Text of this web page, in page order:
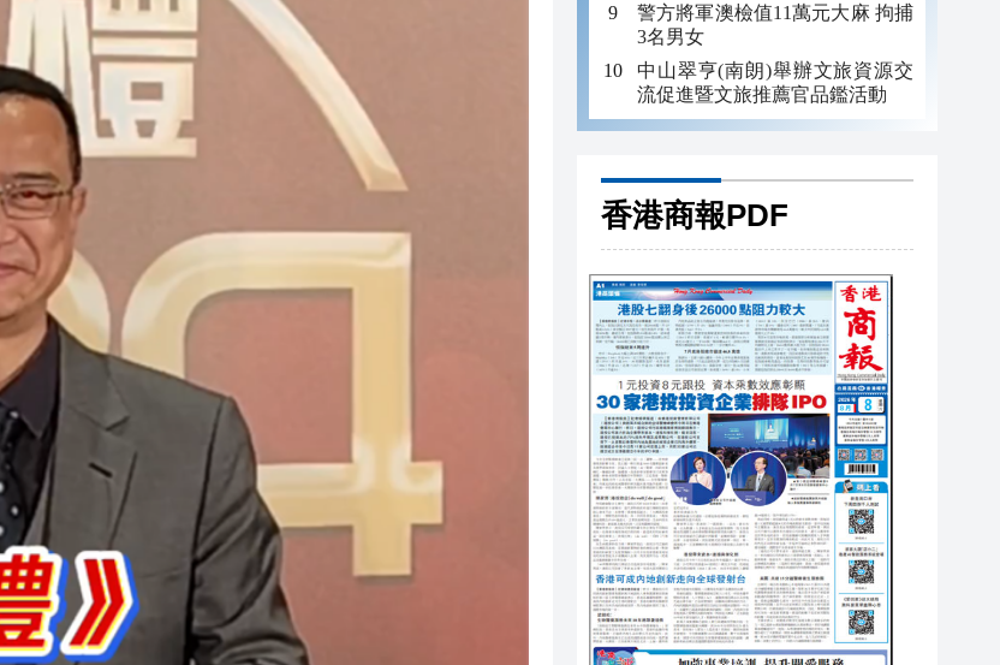
警方將軍澳檢值11萬元大麻 拘捕
3名男女
中山翠亨(南朗)舉辦文旅資源交
流促進暨文旅推薦官品鑑活動
香港商報PDF